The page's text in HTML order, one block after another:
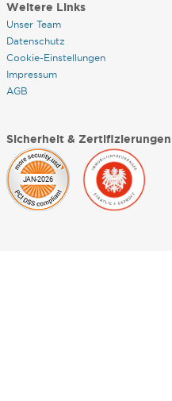
Weitere Links
Unser Team
Datenschutz
Cookie-Einstellungen
Impressum
AGB
Sicherheit & Zertifizierungen